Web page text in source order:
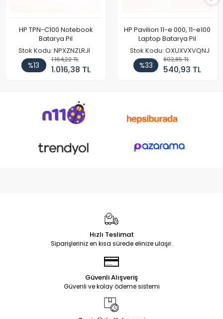
HP TPN-C100 Notebook
Batarya Pil
Stok Kodu: NPXZNZLRJI
%13
1.164,22 TL
1.016,38 TL
HP Pavilion 11-e 000, 11-e100
Laptop Batarya Pil
Stok Kodu: OXUXVXVQNJ
%33
802,85 TL
540,93 TL
Hızlı Teslimat
Siparişleriniz en kısa sürede elinize ulaşır.
Güvenli Alışveriş
Güvenli ve kolay ödeme sistemi